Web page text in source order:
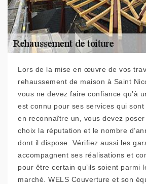
Lors de la mise en œuvre de vos
rehaussement de maison à Saint
vous ne devez faire confiance qu’à
est connu pour ses services qui
en reconnaître un, vous devez
choix la réputation et le nombre
dont il dispose. Vérifiez aussi les
accompagnent ses réalisations et
pour être certain qu’ils soient parmi
marché. WELS Couverture et son